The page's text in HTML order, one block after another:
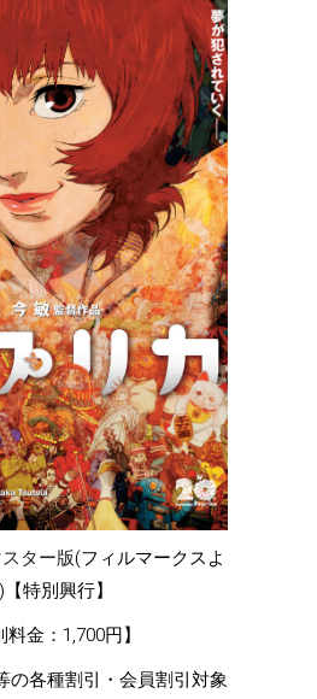
ター版(フィルマークスよ
【特別興行】
料金：1,700円】
各種割引・会員割引対象